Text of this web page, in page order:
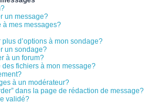
un message?
à mes messages?
d’options à mon sondage?
un sondage?
à un forum?
fichiers à mon message?
à un modérateur?
dans la page de rédaction de message?
validé?